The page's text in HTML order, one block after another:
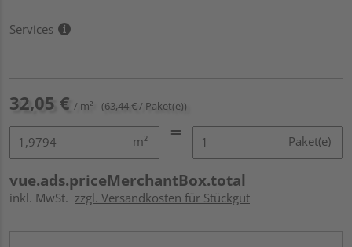
Services
32,05 € / m² (63,44 € / Paket(e))
m² Paket(e)
vue.ads.priceMerchantBox.total
inkl. MwSt. zzgl. Versandkosten für Stückgut